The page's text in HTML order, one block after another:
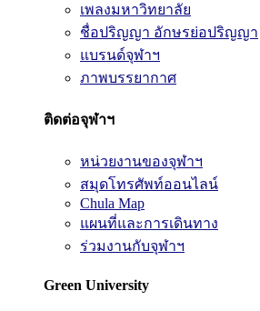
เพลงมหาวิทยาลัย
ชื่อปริญญา อักษรย่อปริญญา
แบรนด์จุฬาฯ
ภาพบรรยากาศ
ติดต่อจุฬาฯ
หน่วยงานของจุฬาฯ
สมุดโทรศัพท์ออนไลน์
Chula Map
แผนที่และการเดินทาง
ร่วมงานกับจุฬาฯ
Green University